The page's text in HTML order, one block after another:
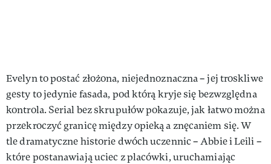
Evelyn to postać złożona, niejednoznaczna – jej troskliwe
gesty to jedynie fasada, pod którą kryje się bezwzględna
kontrola. Serial bez skrupułów pokazuje, jak łatwo można
przekroczyć granicę między opieką a znęcaniem się. W
tle dramatyczne historie dwóch uczennic – Abbie i Leili –
które postanawiają uciec z placówki, uruchamiając